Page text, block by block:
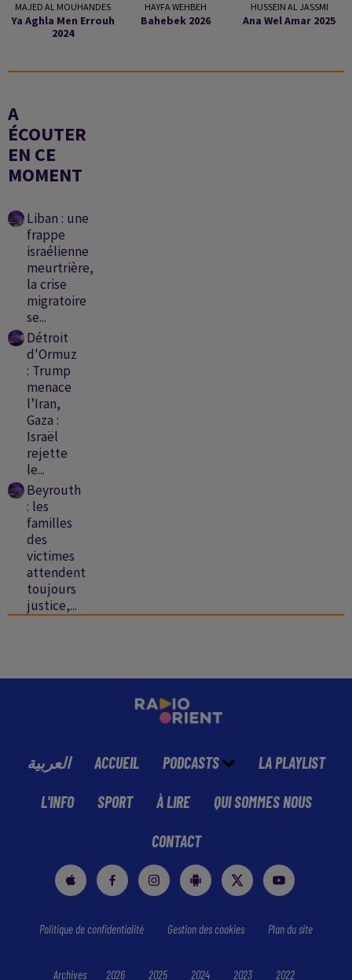
MAJED AL MOUHANDES
Ya Aghla Men Errouh
2024
HAYFA WEHBEH
Bahebek 2026
HUSSEIN AL JASSMI
Ana Wel Amar 2025
A
ÉCOUTER
EN CE
MOMENT
Liban : une
frappe
israélienne
meurtrière,
la crise
migratoire
se...
Détroit
d'Ormuz
: Trump
menace
l’Iran,
Gaza :
Israël
rejette
le...
Beyrouth
: les
familles
des
victimes
attendent
toujours
justice,...